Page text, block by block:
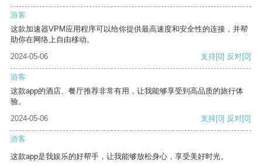
游客
这款加速器VPM应用程序可以给你提供最高速度和安全性的连接，并帮
助你在网络上自由移动。
2024-05-06
支持[0] 反对[0]
游客
这款app的酒店、餐厅推荐非常有用，让我能够享受到高品质的旅行体
验。
2024-05-06
支持[0] 反对[0]
游客
这款app是我娱乐的好帮手，让我能够放松身心，享受美好时光。